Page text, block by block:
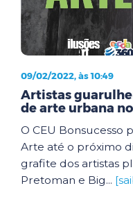
09/02/2022, às 10:49
Artistas
de arte urbana
O CEU Bonsucesso
Arte até o próximo
grafite dos artistas
Pretoman e Big...